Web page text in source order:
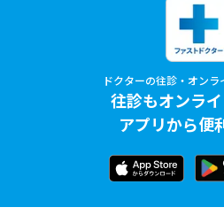
ドクターの往診・オンラ
往診もオンラ
アプリから便